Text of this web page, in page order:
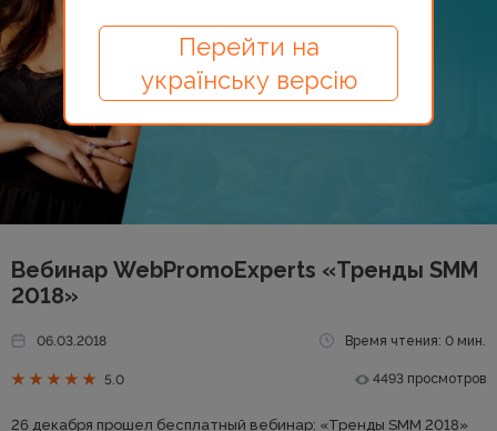
Вебинар WebPromoExperts «Тренды SMM
2018»
06.03.2018 Время чтения: 0 мин.
5.0 4493 просмотров
26 декабря прошел бесплатный вебинар: «Тренды SMM 2018»
Перейти на
українську версію